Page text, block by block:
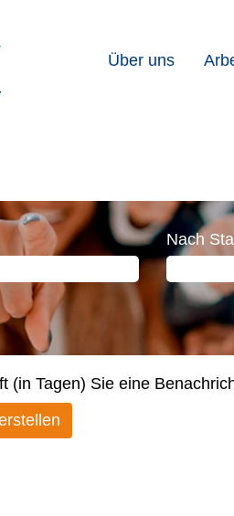
Über uns
Nach
(in Tagen) Sie eine